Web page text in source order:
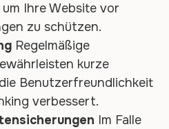
Ihre Website vor
zu schützen.
Regelmäßige
kurze
Benutzerfreundlichkeit
verbessert.
Im Falle